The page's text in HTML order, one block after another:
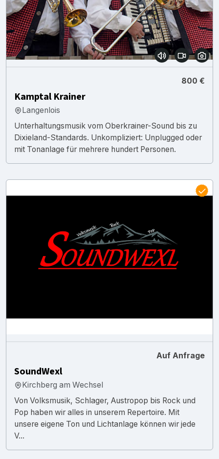
800 €
Kamptal Krainer
Langenlois
Unterhaltungsmusik vom Oberkrainer-Sound bis zu
Dixieland-Standards. Unkompliziert: Unplugged oder
mit Tonanlage für mehrere hundert Personen.
Auf Anfrage
SoundWexl
Kirchberg am Wechsel
Von Volksmusik, Schlager, Austropop bis Rock und
Pop haben wir alles in unserem Repertoire. Mit
unsere eigene Ton und Lichtanlage können wir jede
V...